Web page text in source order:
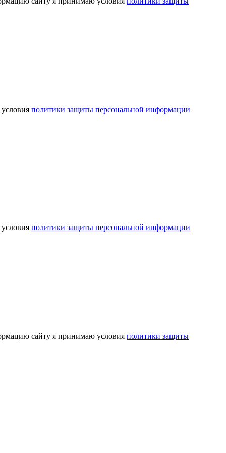
политики защиты персональной информации
политики защиты персональной информации
сайту я принимаю условия политики защиты